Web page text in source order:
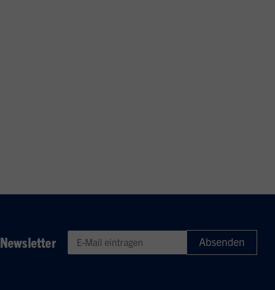
Newsletter
Geben Sie eine gültige E-Mail-Adresse für den Newsletter ein